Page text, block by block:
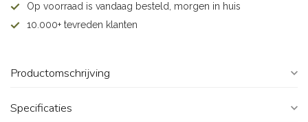
Op voorraad is vandaag besteld, morgen in huis
10.000+ tevreden klanten
Productomschrijving
Specificaties